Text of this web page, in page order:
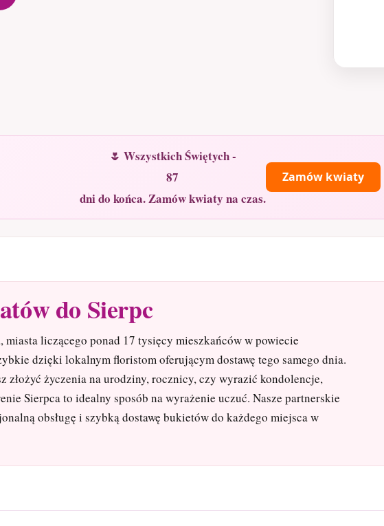
🌷 Wszystkich Świętych -
87
dni do końca. Zamów kwiaty na czas.
Zamów kwiaty
do Sierpc
miasta liczącego ponad 17 tysięcy mieszkańców w powiecie
dzięki lokalnym floristom oferującym dostawę tego samego dnia.
złożyć życzenia na urodziny, rocznicy, czy wyrazić kondolencje,
Sierpca to idealny sposób na wyrażenie uczuć. Nasze partnerskie
obsługę i szybką dostawę bukietów do każdego miejsca w